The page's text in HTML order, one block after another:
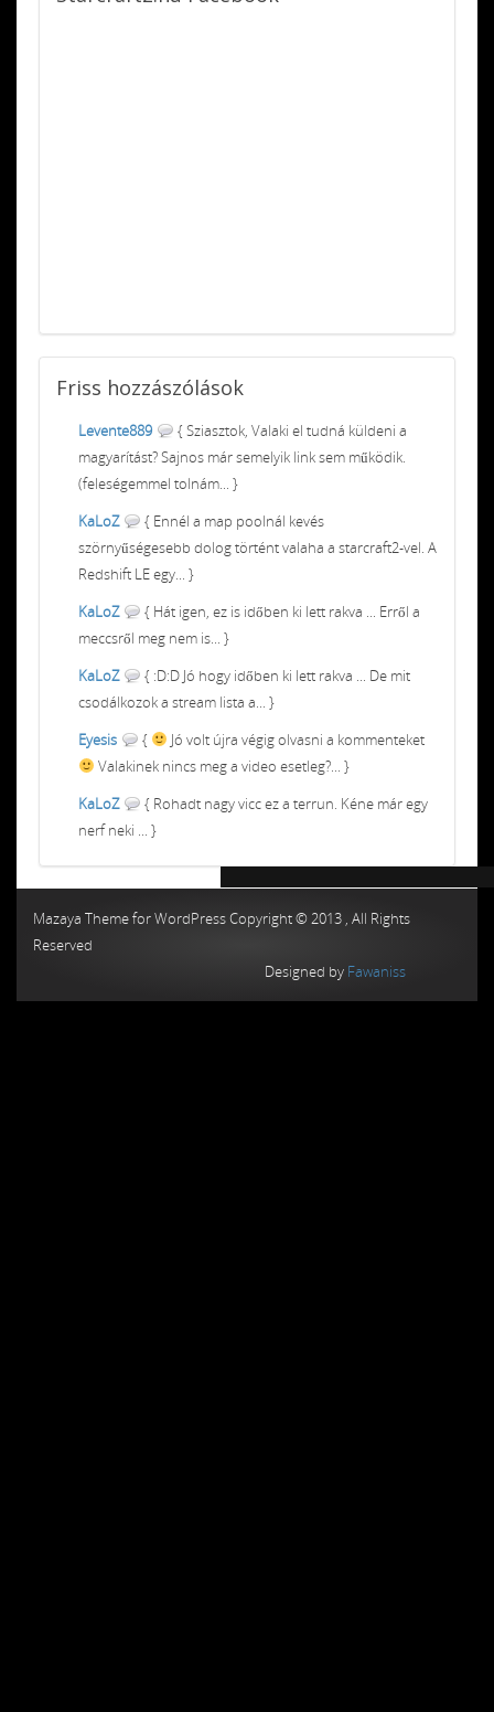
Friss hozzászólások
Levente889
{ Sziasztok, Valaki el tudná küldeni a
magyarítást? Sajnos már semelyik link sem működik.
(feleségemmel tolnám... }
KaLoZ
{ Ennél a map poolnál kevés
szörnyűségesebb dolog történt valaha a starcraft2-vel. A
Redshift LE egy... }
KaLoZ
{ Hát igen, ez is időben ki lett rakva ... Erről a
meccsről meg nem is... }
KaLoZ
{ :D:D Jó hogy időben ki lett rakva ... De mit
csodálkozok a stream lista a... }
Eyesis
{
Jó volt újra végig olvasni a kommenteket
Valakinek nincs meg a video esetleg?... }
KaLoZ
{ Rohadt nagy vicc ez a terrun. Kéne már egy
nerf neki ... }
Mazaya Theme for WordPress Copyright © 2013 , All Rights
Reserved
Designed by Fawaniss